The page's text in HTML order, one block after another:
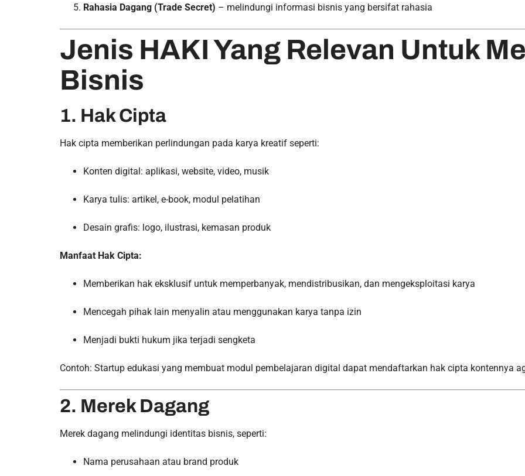
Rahasia Dagang (Trade Secret) – melindungi informasi bisnis yang bersifat rahasia
Jenis HAKI Yang Relevan Untuk
Bisnis
1. Hak Cipta
Hak cipta memberikan perlindungan pada karya kreatif seperti:
Konten digital: aplikasi, website, video, musik
Karya tulis: artikel, e-book, modul pelatihan
Desain grafis: logo, ilustrasi, kemasan produk
Manfaat Hak Cipta:
Memberikan hak eksklusif untuk memperbanyak, mendistribusikan, dan mengeksploitasi karya
Mencegah pihak lain menyalin atau menggunakan karya tanpa izin
Menjadi bukti hukum jika terjadi sengketa
Contoh: Startup edukasi yang membuat modul pembelajaran digital dapat mendaftarkan hak cipta kontennya
2. Merek Dagang
Merek dagang melindungi identitas bisnis, seperti:
Nama perusahaan atau brand produk